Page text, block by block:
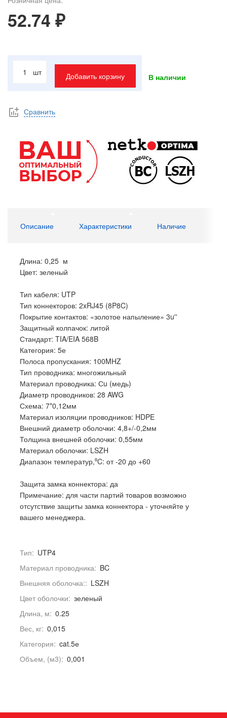
52.74 ₽
шт Добавить корзину В наличии
Сравнить
Описание Характеристики Наличие
Длина: 0,25 м
Цвет: зеленый
Тип кабеля: UTP
Тип коннекторов: 2xRJ45 (8P8C)
Покрытие контактов: «золотое напыление» 3u''
Защитный колпачок: литой
Стандарт: TIA/EIA 568B
Категория: 5е
Полоса пропускания: 100MHZ
Тип проводника: многожильный
Материал проводника: Сu (медь)
Диаметр проводников: 28 AWG
Схема: 7*0,12мм
Материал изоляции проводников: HDPE
Внешний диаметр оболочки: 4,8+/-0,2мм
Толщина внешней оболочки: 0,55мм
Материал оболочки: LSZH
Диапазон температур,⁰C: от -20 до +60
Защита замка коннектора: да
Примечание: для части партий товаров возможно
отсутствие защиты замка коннектора - уточняйте у
вашего менеджера.
Тип: UTP4
Материал проводника: BC
Внешняя оболочка:: LSZH
Цвет оболочки: зеленый
Длина, м: 0.25
Вес, кг: 0,015
Категория: cat.5е
Объем, (м3): 0,001